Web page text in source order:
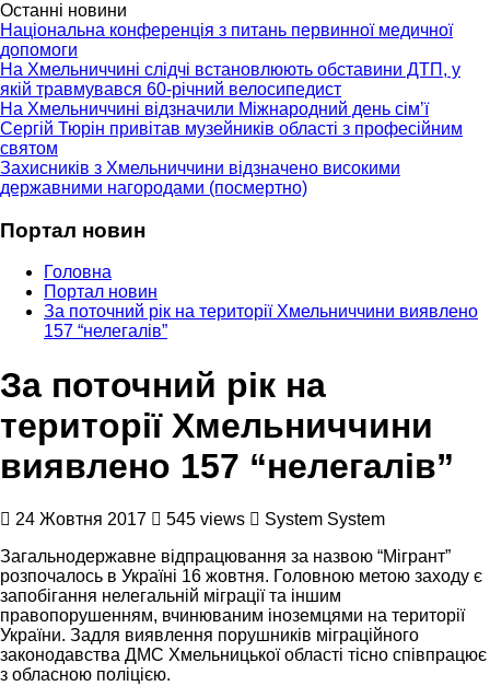
Останні новини
Національна конференція з питань первинної медичної
допомоги
На Хмельниччині слідчі встановлюють обставини ДТП, у
якій травмувався 60-річний велосипедист
На Хмельниччині відзначили Міжнародний день сім’ї
Сергій Тюрін привітав музейників області з професійним
святом
Захисників з Хмельниччини відзначено високими
державними нагородами (посмертно)
Портал новин
Головна
Портал новин
За поточний рік на території Хмельниччини виявлено
157 “нелегалів”
За поточний рік на
території Хмельниччини
виявлено 157 “нелегалів”
24 Жовтня 2017 545 views
System System
Загальнодержавне відпрацювання за назвою “Мігрант”
розпочалось в Україні 16 жовтня. Головною метою заходу є
запобігання нелегальній міграції та іншим
правопорушенням, вчинюваним іноземцями на території
України. Задля виявлення порушників міграційного
законодавства ДМС Хмельницької області тісно співпрацює
з обласною поліцією.